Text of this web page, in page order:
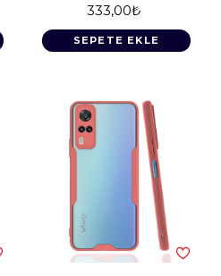
333,00₺
SEPETE EKLE